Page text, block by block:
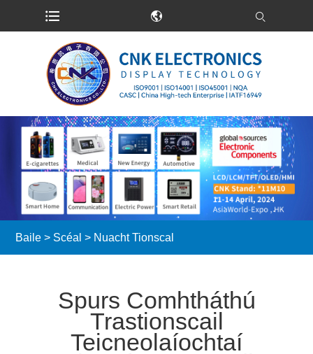
Baile > Scéal > Nuacht Tionscal
Spurs Comhtháthú
Trastionscail
Teicneolaíochtaí